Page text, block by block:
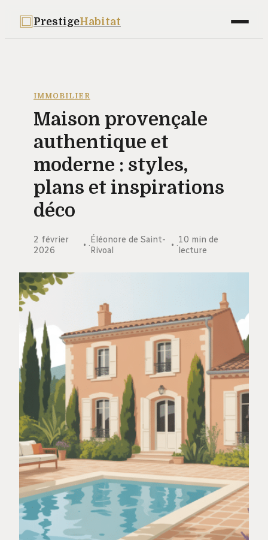
PrestigeHabitat
Déco
Bricolage
Jardinage
Immobilier
IMMOBILIER
Maison provençale
authentique et
moderne : styles,
plans et inspirations
déco
2 février
2026
·Éléonore de Saint-
Rivoal
·10 min de
lecture